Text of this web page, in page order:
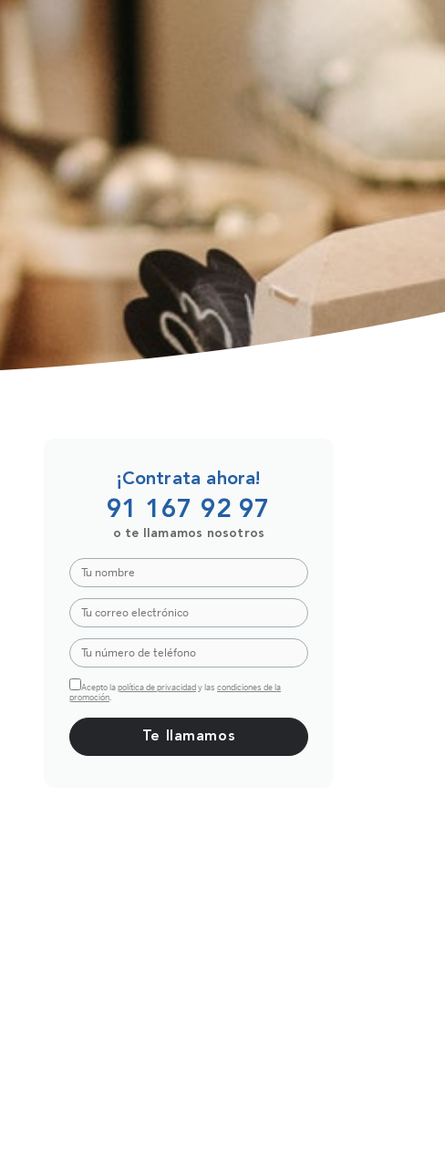
¡Contrata ahora!
91 167 92 97
o te llamamos nosotros
Acepto la política de privacidad y las condiciones de la
promoción.
Por favor, deja este campo vacío.